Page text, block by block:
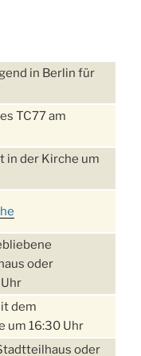
in Berlin für
TC77 am
in der Kirche um
oder
dem
um 16:30 Uhr
oder